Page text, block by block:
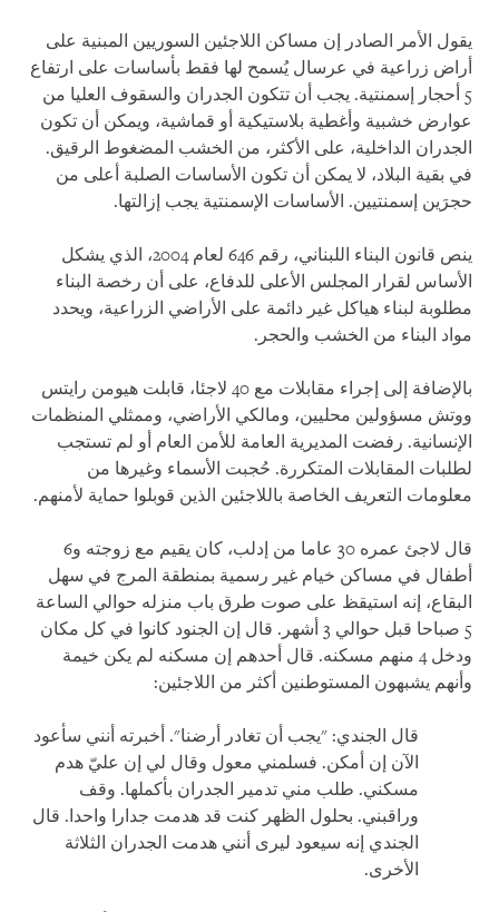
يقول الأمر الصادر إن مساكن اللاجئين السوريين المبنية على
أراض زراعية في عرسال يُسمح لها فقط بأساسات على ارتفاع
5 أحجار إسمنتية. يجب أن تتكون الجدران والسقوف العليا من
عوارض خشبية وأغطية بلاستيكية أو قماشية، ويمكن أن تكون
الجدران الداخلية، على الأكثر، من الخشب المضغوط الرقيق.
في بقية البلاد، لا يمكن أن تكون الأساسات الصلبة أعلى من
حجرَين إسمنتيين. الأساسات الإسمنتية يجب إزالتها.
ينص قانون البناء اللبناني، رقم 646 لعام 2004، الذي يشكل
الأساس لقرار المجلس الأعلى للدفاع، على أن رخصة البناء
مطلوبة لبناء هياكل غير دائمة على الأراضي الزراعية، ويحدد
مواد البناء من الخشب والحجر .
بالإضافة إلى إجراء مقابلات مع 40 لاجئا، قابلت هيومن رايتس
ووتش مسؤولين محليين، ومالكي الأراضي، وممثلي المنظمات
الإنسانية. رفضت المديرية العامة للأمن العام أو لم تستجب
لطلبات المقابلات المتكررة. حُجبت الأسماء وغيرها من
معلومات التعريف الخاصة باللاجئين الذين قوبلوا حماية لأمنهم.
قال لاجئ عمره 30 عاما من إدلب، كان يقيم مع زوجته و6
أطفال في مساكن خيام غير رسمية بمنطقة المرج في سهل
البقاع، إنه استيقظ على صوت طرق باب منزله حوالي الساعة
5 صباحا قبل حوالي 3 أشهر. قال إن الجنود كانوا في كل مكان
ودخل 4 منهم مسكنه. قال أحدهم إن مسكنه لم يكن خيمة
وأنهم يشبهون المستوطنين أكثر من اللاجئين:
قال الجندي: "يجب أن تغادر أرضنا". أخبرته أنني سأعود
الآن إن أمكن. فسلمني معول وقال لي إن عليّ هدم
مسكني. طلب مني تدمير الجدران بأكملها. وقف
وراقبني. بحلول الظهر كنت قد هدمت جدارا واحدا. قال
الجندي إنه سيعود ليرى أنني هدمت الجدران الثلاثة
الأخرى.